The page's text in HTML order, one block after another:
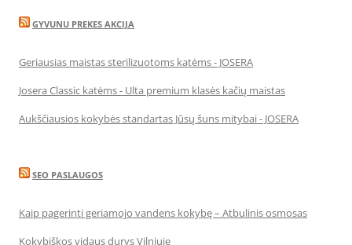
GYVUNU PREKES AKCIJA
Geriausias maistas sterilizuotoms katėms - JOSERA
Josera Classic katėms - Ulta premium klasės kačių maistas
Aukščiausios kokybės standartas Jūsų šuns mitybai - JOSERA
SEO PASLAUGOS
Kaip pagerinti geriamojo vandens kokybę – Atbulinis osmosas
Kokybiškos vidaus durys Vilniuje